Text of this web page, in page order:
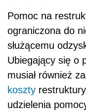
Pomoc na
ograniczona do
służącemu
Ubiegający się o
musiał również
koszty
udzielenia